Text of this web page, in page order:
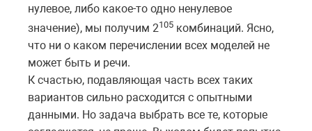
нулевое, либо какое-то одно ненулевое
значение), мы получим 2105 комбинаций. Ясно,
что ни о каком перечислении всех моделей не
может быть и речи.
К счастью, подавляющая часть всех таких
вариантов сильно расходится с опытными
данными. Но задача выбрать все те, которые